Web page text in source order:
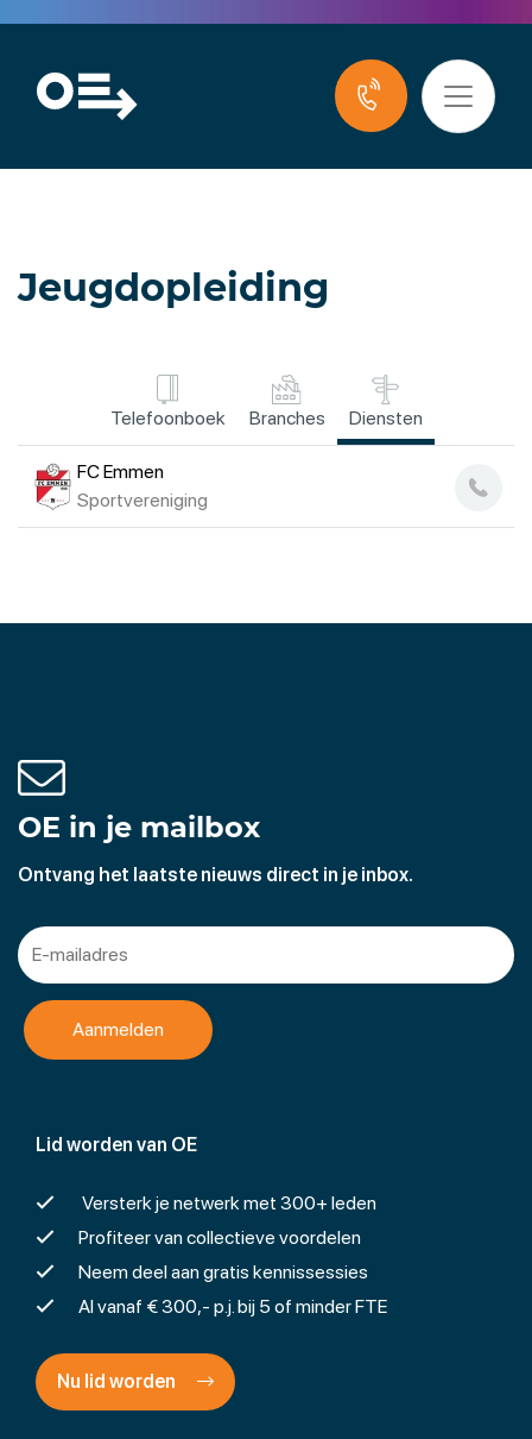
Jeugdopleiding
Telefoonboek Branches Diensten
FC Emmen
Sportvereniging
Lid worden van OE
Versterk je netwerk met 300+ leden
Profiteer van collectieve voordelen
Neem deel aan gratis kennissessies
Al vanaf € 300,- p.j. bij 5 of minder FTE
Nu lid worden
OE in je mailbox
Ontvang het laatste nieuws direct in je inbox.